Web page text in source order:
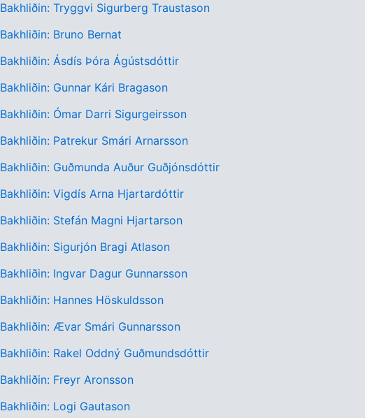
Bakhliðin: Tryggvi Sigurberg Traustason
Bakhliðin: Bruno Bernat
Bakhliðin: Ásdís Þóra Ágústsdóttir
Bakhliðin: Gunnar Kári Bragason
Bakhliðin: Ómar Darri Sigurgeirsson
Bakhliðin: Patrekur Smári Arnarsson
Bakhliðin: Guðmunda Auður Guðjónsdóttir
Bakhliðin: Vigdís Arna Hjartardóttir
Bakhliðin: Stefán Magni Hjartarson
Bakhliðin: Sigurjón Bragi Atlason
Bakhliðin: Ingvar Dagur Gunnarsson
Bakhliðin: Hannes Höskuldsson
Bakhliðin: Ævar Smári Gunnarsson
Bakhliðin: Rakel Oddný Guðmundsdóttir
Bakhliðin: Freyr Aronsson
Bakhliðin: Logi Gautason